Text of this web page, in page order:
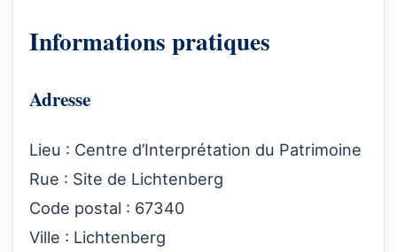
Informations pratiques
Adresse
Lieu : Centre d’Interprétation du Patrimoine
Rue : Site de Lichtenberg
Code postal : 67340
Ville : Lichtenberg